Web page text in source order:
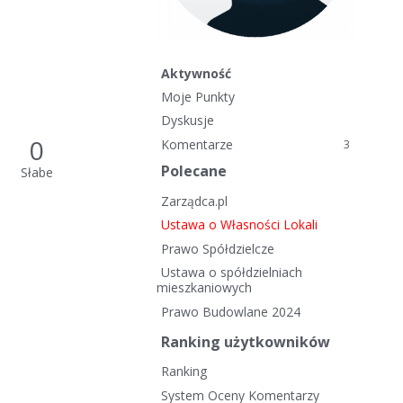
0
Słabe
Aktywność
Moje Punkty
Dyskusje
Komentarze
3
Polecane
Zarządca.pl
Ustawa o Własności Lokali
Prawo Spółdzielcze
Ustawa o spółdzielniach
mieszkaniowych
Prawo Budowlane 2024
Ranking użytkowników
Ranking
System Oceny Komentarzy